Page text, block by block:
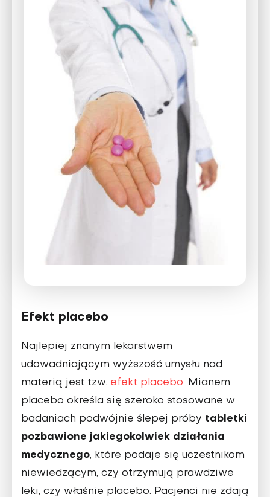
Efekt placebo
Najlepiej znanym lekarstwem
udowadniającym wyższość umysłu nad
materią jest tzw. efekt placebo. Mianem
placebo określa się szeroko stosowane w
badaniach podwójnie ślepej próby tabletki
pozbawione jakiegokolwiek działania
medycznego, które podaje się uczestnikom
niewiedzącym, czy otrzymują prawdziwe
leki, czy właśnie placebo. Pacjenci nie zdają